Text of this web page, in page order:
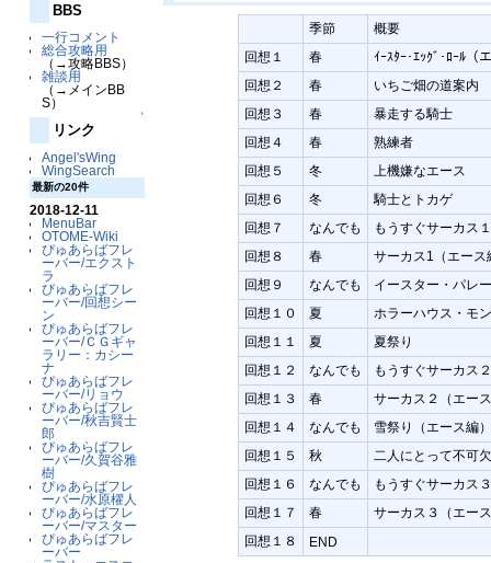
BBS
一行コメント
総合攻略用
（→攻略BBS）
雑談用
（→メインBB
S）
↑
リンク
Angel'sWing
WingSearch
最新の20件
2018-12-11
MenuBar
OTOME-Wiki
ぴゅあらばフレ
ーバー/エクスト
ラ
ぴゅあらばフレ
ーバー/回想シー
ン
ぴゅあらばフレ
ーバー/ＣＧギャ
ラリー：カシー
ナ
ぴゅあらばフレ
ーバー/リョウ
ぴゅあらばフレ
ーバー/秋吉賢士
郎
ぴゅあらばフレ
ーバー/久賀谷雅
樹
ぴゅあらばフレ
ーバー/水原櫂人
ぴゅあらばフレ
ーバー/マスター
ぴゅあらばフレ
ーバー
季節
概要
回想１
春
ｲｰｽﾀｰ･ｴｯｸﾞ･ﾛｰﾙ（
回想２
春
いちご畑の道案内
回想３
春
暴走する騎士
回想４
春
熟練者
回想５
冬
上機嫌なエース
回想６
冬
騎士とトカゲ
回想７
なんでも
もうすぐサーカス
回想８
春
サーカス1（エース
回想９
なんでも
イースター・パレ
回想１０
夏
ホラーハウス・モ
回想１１
夏
夏祭り
回想１２
なんでも
もうすぐサーカス
回想１３
春
サーカス２（エー
回想１４
なんでも
雪祭り（エース編
回想１５
秋
二人にとって不可
回想１６
なんでも
もうすぐサーカス
回想１７
春
サーカス３（エー
回想１８
END